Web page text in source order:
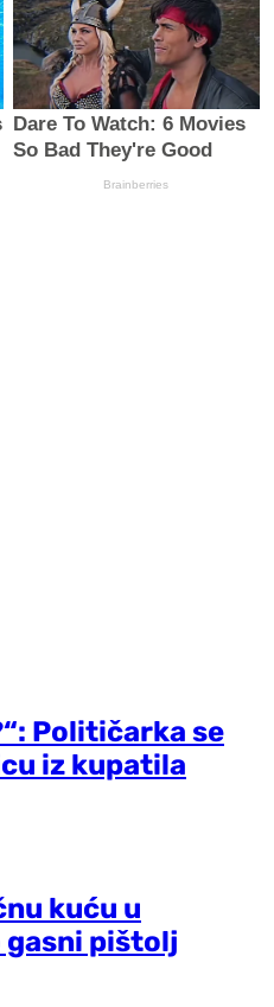
Političarka se
iz kupatila
kuću u
gasni pištolj